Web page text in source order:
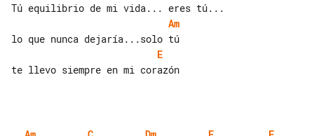
Am
E
te llevo siempre en mi corazón